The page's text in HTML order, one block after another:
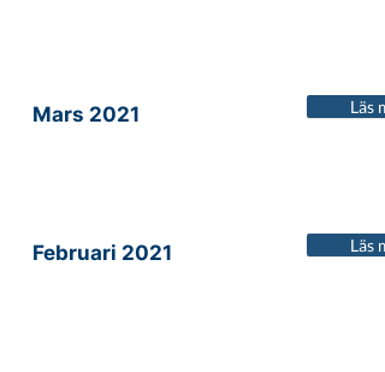
Mars 2021 Läs
Februari 2021 Läs